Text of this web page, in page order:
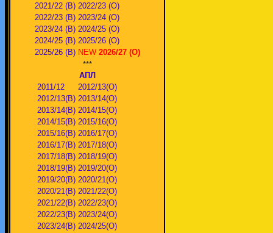
2021/22 (В) 2022/23 (О)
2022/23 (В) 2023/24 (О)
2023/24 (В) 2024/25 (О)
2024/25 (В) 2025/26 (О)
2025/26 (В) NEW 2026/27 (О)
***
АПЛ
2011/12
2012/13(О)
2012/13(В) 2013/14(О)
2013/14(В) 2014/15(О)
2014/15(В) 2015/16(О)
2015/16(В) 2016/17(О)
2016/17(В) 2017/18(О)
2017/18(В) 2018/19(О)
2018/19(В) 2019/20(О)
2019/20(В) 2020/21(О)
2020/21(В) 2021/22(О)
2021/22(В) 2022/23(О)
2022/23(В) 2023/24(O)
2023/24(В) 2024/25(O)